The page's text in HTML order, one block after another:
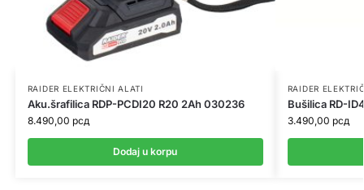
RAIDER ELEKTRIČNI ALATI
Aku.šrafilica RDP-PCDI20 R20 2Ah 030236
8.490,00 рсд
Dodaj u korpu
RAIDER
Bušilica RD-
3.490,00 рсд